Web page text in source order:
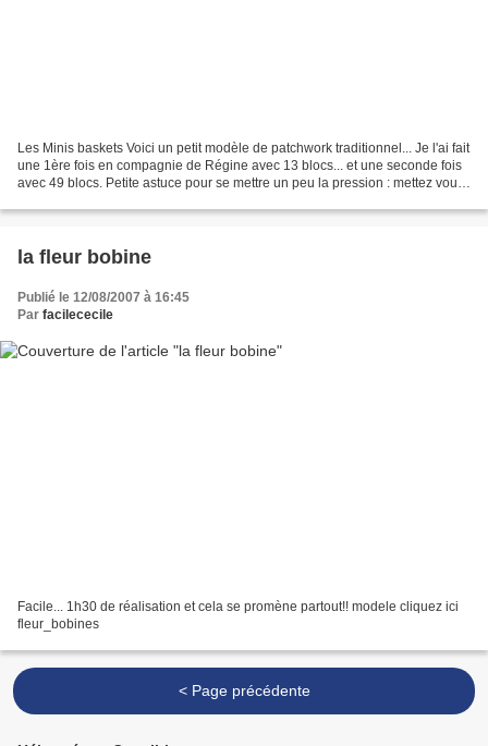
Les Minis baskets Voici un petit modèle de patchwork traditionnel... Je l'ai fait
une 1ère fois en compagnie de Régine avec 13 blocs... et une seconde fois
avec 49 blocs. Petite astuce pour se mettre un peu la pression : mettez vous
la fleur bobine
Publié le 12/08/2007 à 16:45
Par facilececile
Facile... 1h30 de réalisation et cela se promène partout!! modele cliquez ici
fleur_bobines
< Page précédente